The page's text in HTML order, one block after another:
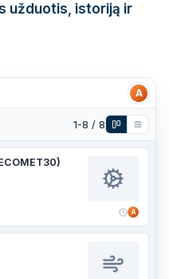
užduotis, istoriją ir
A
1-8 / 8
A